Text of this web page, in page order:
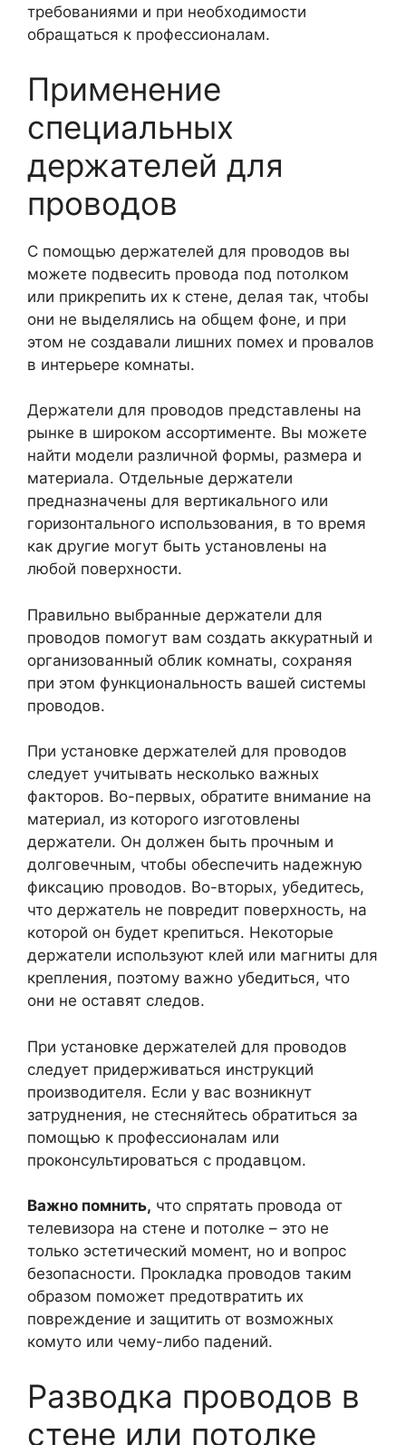
требованиями и при необходимости
обращаться к профессионалам.
Применение
специальных
держателей для
проводов
С помощью держателей для проводов вы
можете подвесить провода под потолком
или прикрепить их к стене, делая так, чтобы
они не выделялись на общем фоне, и при
этом не создавали лишних помех и провалов
в интерьере комнаты.
Держатели для проводов представлены на
рынке в широком ассортименте. Вы можете
найти модели различной формы, размера и
материала. Отдельные держатели
предназначены для вертикального или
горизонтального использования, в то время
как другие могут быть установлены на
любой поверхности.
Правильно выбранные держатели для
проводов помогут вам создать аккуратный и
организованный облик комнаты, сохраняя
при этом функциональность вашей системы
проводов.
При установке держателей для проводов
следует учитывать несколько важных
факторов. Во-первых, обратите внимание на
материал, из которого изготовлены
держатели. Он должен быть прочным и
долговечным, чтобы обеспечить надежную
фиксацию проводов. Во-вторых, убедитесь,
что держатель не повредит поверхность, на
которой он будет крепиться. Некоторые
держатели используют клей или магниты для
крепления, поэтому важно убедиться, что
они не оставят следов.
При установке держателей для проводов
следует придерживаться инструкций
производителя. Если у вас возникнут
затруднения, не стесняйтесь обратиться за
помощью к профессионалам или
проконсультироваться с продавцом.
Важно помнить, что спрятать провода от
телевизора на стене и потолке – это не
только эстетический момент, но и вопрос
безопасности. Прокладка проводов таким
образом поможет предотвратить их
повреждение и защитить от возможных
комуто или чему-либо падений.
Разводка проводов в
стене или потолке